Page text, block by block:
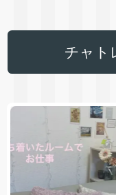
チャト